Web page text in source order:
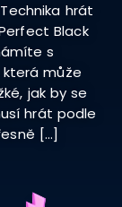
hrát
Black
s
může
jak by se
hrát podle
[…]